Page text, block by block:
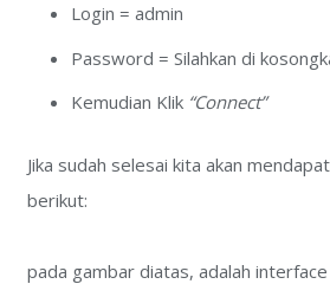
Login = admin
Password = Silahkan di
Kemudian Klik “Connect”
Jika sudah selesai kita akan
berikut:
pada gambar diatas, adalah